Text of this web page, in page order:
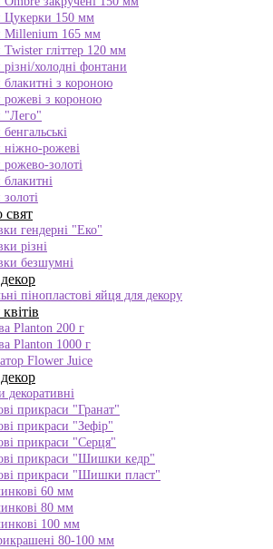
Цукерки 150 мм
Millenium 165 мм
Twister гліттер 120 мм
різні/холодні фонтани
з короною
з короною
рожеві
золоті
свят
гендерні "Еко"
різні
безшумні
пінопластові яйця для декору
Planton 200 г
Planton 1000 г
Flower Juice
декоративні
прикраси "Гранат"
прикраси "Зефір"
прикраси "Серця"
прикраси "Шишки кедр"
прикраси "Шишки пласт"
60 мм
80 мм
100 мм
80-100 мм